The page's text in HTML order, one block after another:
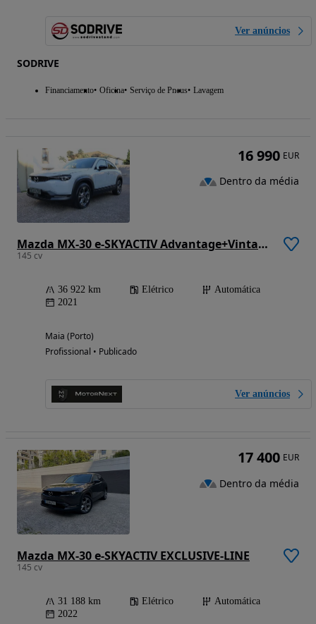
Ver anúncios
SODRIVE
Financiamento Oficina Serviço de Pneus Lavagem
Mazda MX-30 e-SKYACTIV Advantage+Vintage Leatherette
145 cv
36 922 km Elétrico
Automática
2021
Maia (Porto)
Profissional • Publicado
Ver anúncios
16 990 EUR
Dentro da média
Mazda MX-30 e-SKYACTIV EXCLUSIVE-LINE
145 cv
31 188 km Elétrico
Automática
2022
17 400 EUR
Dentro da média